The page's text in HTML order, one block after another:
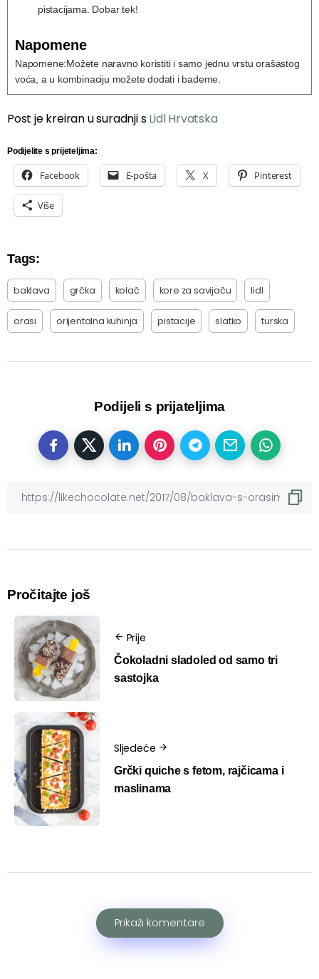
pistacijama. Dobar tek!
Napomene
Napomene:Možete naravno koristiti i samo jednu vrstu orašastog
voća, a u kombinaciju možete dodati i bademe.
Post je kreiran u suradnji sLidl Hrvatska
Podijelite s prijeteljima:
Facebook E-pošta X Pinterest
Više
Tags:
baklava grčka kolač kore za savijaču lidl
orasi orijentalna kuhinja pistacije slatko turska
Podijeli s prijateljima
Pročitajte još
Prije
Čokoladni sladoled od samo tri
sastojka
Sljedeće
Grčki quiche s fetom, rajčicama i
maslinama
Prikaži komentare